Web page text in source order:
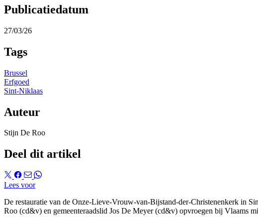
Publicatiedatum
27/03/26
Tags
Brussel
Erfgoed
Sint-Niklaas
Auteur
Stijn De Roo
Deel dit artikel
Lees voor
De restauratie van de Onze-Lieve-Vrouw-van-Bijstand-der-Christenenkerk in
Roo (cd&v) en gemeenteraadslid Jos De Meyer (cd&v) opvroegen bij Vlaams